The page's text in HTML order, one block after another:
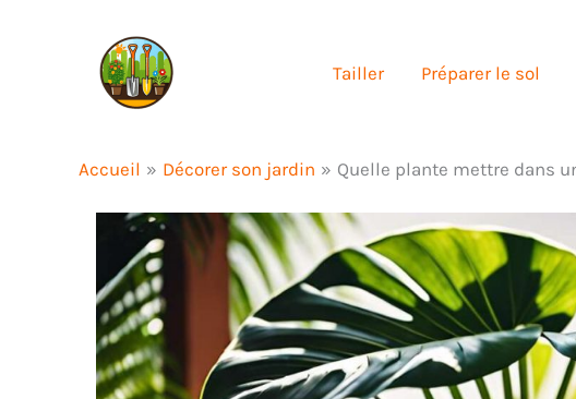
Tailler Préparer le sol
Accueil Décorer son jardin Quelle plante mettre dans